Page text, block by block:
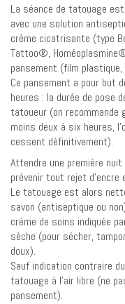
La séance de tatouage
avec une solution
crème cicatrisante (type
Tattoo®,
pansement (film
Ce pansement a pour but
heures : la durée de pose
tatoueur (on recommande
moins deux à six heures,
cessent définitivement).
Attendre une première
prévenir tout rejet
Le tatouage est alors
savon (antiseptique ou
crème de soins indiquée
sèche (pour sécher,
doux).
Sauf indication contraire
tatouage à l’air libre (ne
pansement).